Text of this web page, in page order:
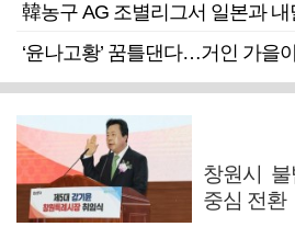
韓농구 AG 조별리그서 일본과 내
‘윤나고황’ 꿈틀댄다…거인 가을
창원시
중심 전환